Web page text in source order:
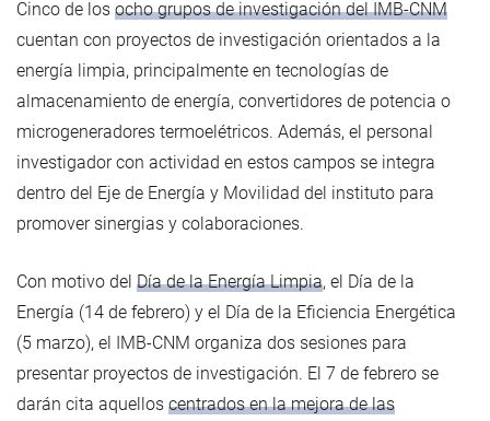
Cinco de los ocho grupos de investigación del IMB-CNM
cuentan con proyectos de investigación orientados a la
energía limpia, principalmente en tecnologías de
almacenamiento de energía, convertidores de potencia o
microgeneradores termoelétricos. Además, el personal
investigador con actividad en estos campos se integra
dentro del Eje de Energía y Movilidad del instituto para
promover sinergias y colaboraciones.
Con motivo del Día de la Energía Limpia, el Día de la
Energía (14 de febrero) y el Día de la Eficiencia Energética
(5 marzo), el IMB-CNM organiza dos sesiones para
presentar proyectos de investigación. El 7 de febrero se
darán cita aquellos centrados en la mejora de las